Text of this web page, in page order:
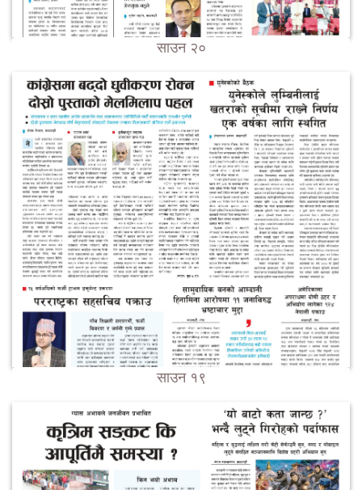
साउन २०
साउन १९